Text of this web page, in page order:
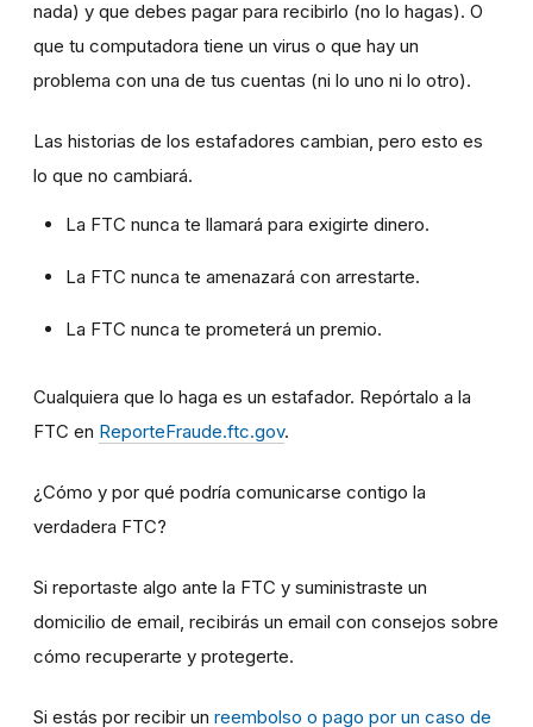
nada) y que debes pagar para recibirlo (no lo hagas). O
que tu computadora tiene un virus o que hay un
problema con una de tus cuentas (ni lo uno ni lo otro).
Las historias de los estafadores cambian, pero esto es
lo que no cambiará.
La FTC nunca te llamará para exigirte dinero.
La FTC nunca te amenazará con arrestarte.
La FTC nunca te prometerá un premio.
Cualquiera que lo haga es un estafador. Repórtalo a la
FTC en ReporteFraude.ftc.gov.
¿Cómo y por qué podría comunicarse contigo la
verdadera FTC?
Si reportaste algo ante la FTC y suministraste un
domicilio de email, recibirás un email con consejos sobre
cómo recuperarte y protegerte.
Si estás por recibir un reembolso o pago por un caso de